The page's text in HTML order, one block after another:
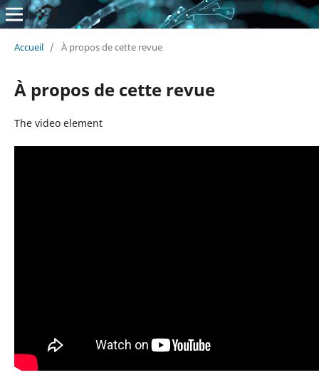
Accueil / À propos de cette revue
À propos de cette revue
The video element